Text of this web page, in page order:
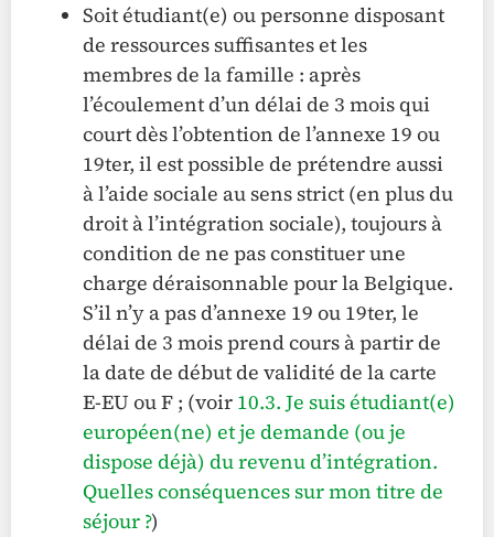
Soit étudiant(e) ou personne disposant
de ressources suffisantes et les
membres de la famille : après
l’écoulement d’un délai de 3 mois qui
court dès l’obtention de l’annexe 19 ou
19ter, il est possible de prétendre aussi
à l’aide sociale au sens strict (en plus du
droit à l’intégration sociale), toujours à
condition de ne pas constituer une
charge déraisonnable pour la Belgique.
S’il n’y a pas d’annexe 19 ou 19ter, le
délai de 3 mois prend cours à partir de
la date de début de validité de la carte
E-EU ou F ; (voir 10.3. Je suis étudiant(e)
européen(ne) et je demande (ou je
dispose déjà) du revenu d’intégration.
Quelles conséquences sur mon titre de
séjour ?)